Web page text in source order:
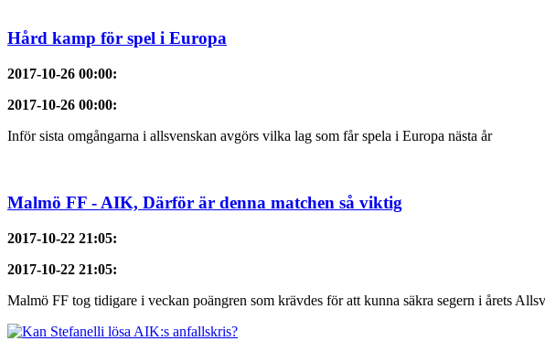
Hård kamp för spel i Europa
2017-10-26 00:00:
2017-10-26 00:00:
Inför sista omgångarna i allsvenskan avgörs vilka lag som får spela i Europa nästa år
Malmö FF - AIK, Därför är denna matchen så viktig
2017-10-22 21:05:
2017-10-22 21:05:
Malmö FF tog tidigare i veckan poängren som krävdes för att kunna säkra segern i årets